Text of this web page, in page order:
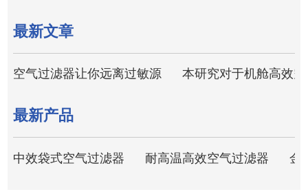
最新文章
空气过滤器让你远离过敏源 本研究对于机舱高效
最新产品
中效袋式空气过滤器 耐高温高效空气过滤器 金